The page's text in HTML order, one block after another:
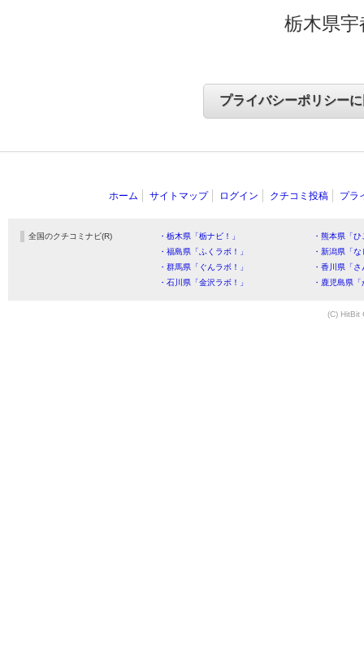
栃木県
ホーム サイトマップ ログイン クチコミ投稿 プラ
全国のクチコミナビ(R) ・栃木県「栃ナビ！」
・熊本県「
・福島県「ふくラボ！」
・新潟県「
・群馬県「ぐんラボ！」
・香川県「
・石川県「金沢ラボ！」
・鹿児島県
(C) HitBit